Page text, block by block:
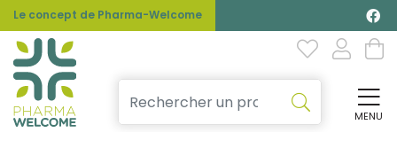
Le concept de Pharma-Welcome
MENU